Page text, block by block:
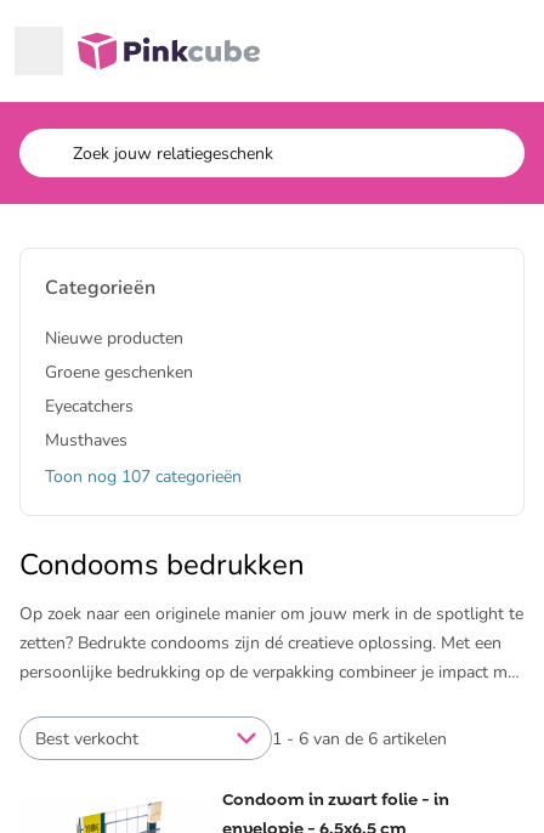
Pinkcube
Categorieën
Nieuwe producten
Groene geschenken
Eyecatchers
Musthaves
Toon nog 107 categorieën
Condooms bedrukken
Op zoek naar een originele manier om jouw merk in de spotlight te
zetten? Bedrukte condooms zijn dé creatieve oplossing. Met een
persoonlijke bedrukking op de verpakking combineer je impact met
En wij zorgen ervoor dat jouw logo of boodschap er perfect op
staat.
Laat de verpakking van condooms bedrukken met jouw logo of
1 - 6 van de 6 artikelen
Best verkocht
Condoom in zwart folie - in
envelopje - 6.5x6.5 cm